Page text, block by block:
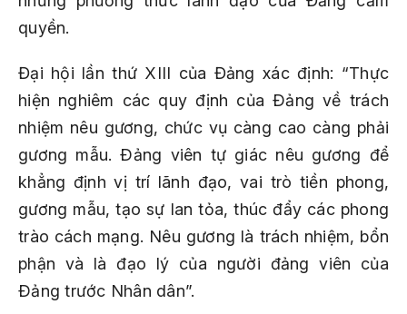
quyền.
Đại hội lần thứ XIII của Đảng xác định: “Thực
hiện nghiêm các quy định của Ðảng về trách
nhiệm nêu gương, chức vụ càng cao càng phải
gương mẫu. Ðảng viên tự giác nêu gương để
khẳng định vị trí lãnh đạo, vai trò tiền phong,
gương mẫu, tạo sự lan tỏa, thúc đẩy các phong
trào cách mạng. Nêu gương là trách nhiệm, bổn
phận và là đạo lý của người đảng viên của
Ðảng trước Nhân dân”.